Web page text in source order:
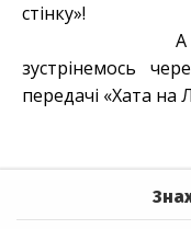
стінку»!
А з вами,
зустрінемось
передачі «Хата на